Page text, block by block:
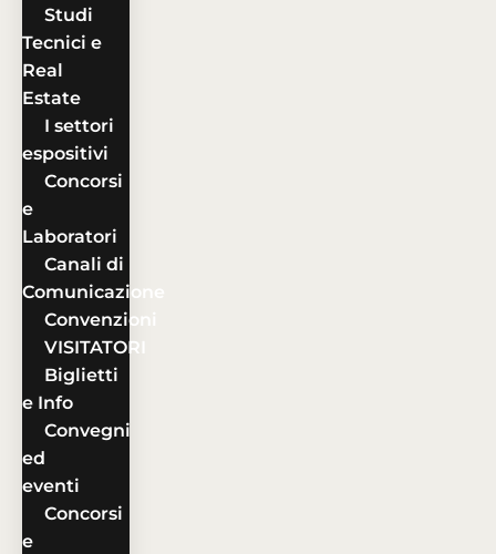
Studi
Tecnici e
Real
Estate
I settori
espositivi
Concorsi
e
Laboratori
Canali di
Comunicazione
Convenzioni
VISITATORI
Biglietti
e Info
Convegni
ed
eventi
Concorsi
e